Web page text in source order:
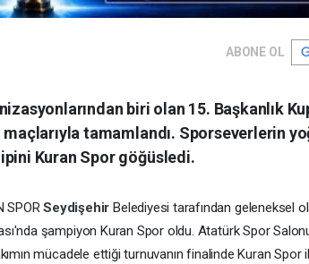
ABONE OL
biri olan 15. Başkanlık
tamamlandı. Sporseverlerin
Kuran Spor göğüsledi.
SPORSeydişehirBelediyesi tarafından geleneksel
şampiyon Kuran Spor oldu. Atatürk Spor
mücadele ettiği turnuvanın finalinde Kuran Spor